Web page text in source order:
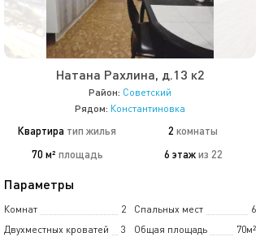
Натана Рахлина, д.13 к2
Район: Советский
Рядом: Константиновка
Квартира тип жилья 2 комнаты
70 м² площадь 6 этаж из 22
Параметры
Комнат 2 Спальных мест
6
Двухместных кроватей
3 Общая площадь
70м²